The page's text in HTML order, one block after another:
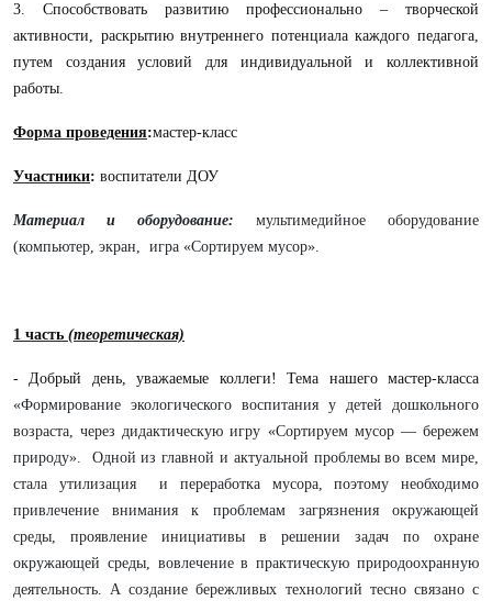
3. Способствовать развитию профессионально – творческой
активности, раскрытию внутреннего потенциала каждого педагога,
путем создания условий для индивидуальной и коллективной
работы.
Форма проведения:мастер-класс
Участники: воспитатели ДОУ
Материал и оборудование: мультимедийное оборудование
(компьютер, экран, игра «Сортируем мусор».
1 часть (теоретическая)
- Добрый день, уважаемые коллеги! Тема нашего мастер-класса
«Формирование экологического воспитания у детей дошкольного
возраста, через дидактическую игру «Сортируем мусор — бережем
природу». Одной из главной и актуальной проблемы во всем мире,
стала утилизация и переработка мусора, поэтому необходимо
привлечение внимания к проблемам загрязнения окружающей
среды, проявление инициативы в решении задач по охране
окружающей среды, вовлечение в практическую природоохранную
деятельность. А создание бережливых технологий тесно связано с